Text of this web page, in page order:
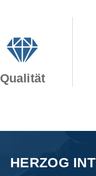
Qualität
HERZOG